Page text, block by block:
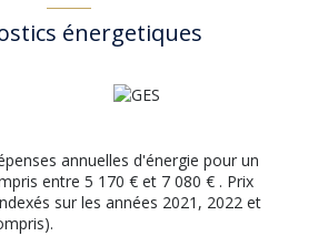
énergetiques
annuelles d'énergie pour un
entre 5 170 € et 7 080 € . Prix
sur les années 2021, 2022 et